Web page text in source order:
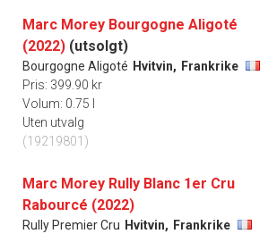
Marc Morey Bourgogne Aligoté
(2022) (utsolgt)
Bourgogne Aligoté Hvitvin, Frankrike
Pris: 399.90 kr
Volum: 0.75 l
Uten utvalg
(19219801)
Marc Morey Rully Blanc 1er Cru
Rabourcé (2022)
Rully Premier Cru Hvitvin, Frankrike